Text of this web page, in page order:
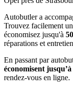
Autobutler a
Trouvez facilement
économisez jusqu'à
réparations et
En passant par
économisent
rendez-vous en ligne.